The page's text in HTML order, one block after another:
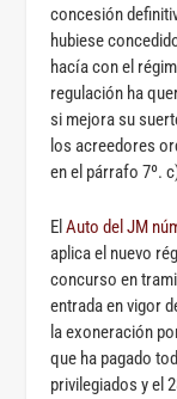
concesión
hubiese
hacía con el
regulación ha
si mejora su
los acreedores
en el párrafo 7º.
ElAuto del JM
aplica el nuevo
concurso en
entrada en vigor
la exoneración
que ha pagado
privilegiados y el